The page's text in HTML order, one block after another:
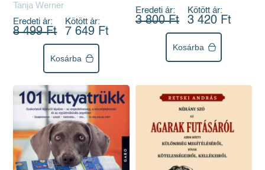
Tanja Werner
Eredeti ár:
8 499 Ft
Kötött ár:
7 649 Ft
Kosárba
Eredeti ár:
3 800 Ft
Kötött ár:
3 420 Ft
Kosárba